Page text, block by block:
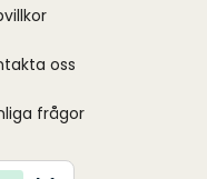
oss
frågor